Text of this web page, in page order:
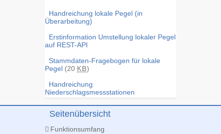
Handreichung lokale Pegel (in
Überarbeitung)
Erstinformation Umstellung lokaler Pegel
auf REST-API
Stammdaten-Fragebogen für lokale
Pegel (20 KB)
Handreichung
Niederschlagsmessstationen
Seitenübersicht
Funktionsumfang